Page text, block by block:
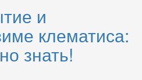
и
клематиса:
знать!